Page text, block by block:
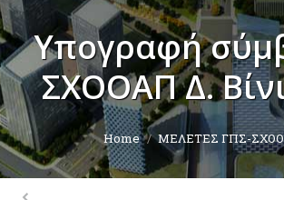
Υπογραφή
ΣΧΟΟΑΠ Δ.
You are here:
Home ΜΕΛΕΤΕΣ ΓΠΣ-